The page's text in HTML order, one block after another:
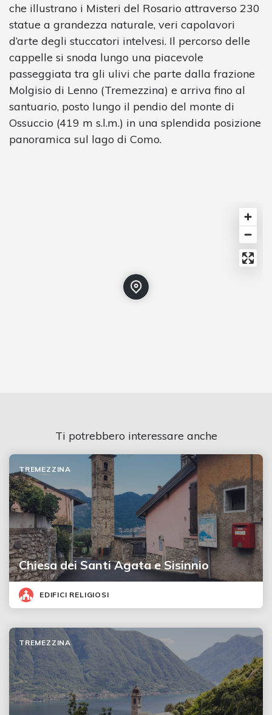
che illustrano i Misteri del Rosario attraverso 230
statue a grandezza naturale, veri capolavori
d’arte degli stuccatori intelvesi. Il percorso delle
cappelle si snoda lungo una piacevole
passeggiata tra gli ulivi che parte dalla frazione
Molgisio di Lenno (Tremezzina) e arriva fino al
santuario, posto lungo il pendio del monte di
Ossuccio (419 m s.l.m.) in una splendida posizione
panoramica sul lago di Como.
Ti potrebbero interessare anche
Chiesa dei Santi Agata e Sisinnio
TREMEZZINA
EDIFICI RELIGIOSI
TREMEZZINA